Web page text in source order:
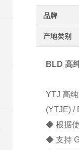
品牌
产地类别
BLD 高
YTJ 高
(YTJE) /
◆ 根据
◆ 支持